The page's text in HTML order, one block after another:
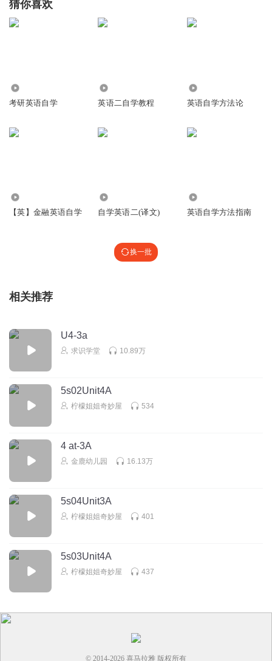
猜你喜欢
考研英语自学 英语二自学教程 英语自学方法论
【英】金融英语自学 自学英语二(译文) 英语自学方法指南
换一批
相关推荐
U4-3a
求识学堂 10.89万
5s02Unit4A
柠檬姐姐奇妙屋 534
4 at-3A
金鹿幼儿园 16.13万
5s04Unit3A
柠檬姐姐奇妙屋 401
5s03Unit4A
柠檬姐姐奇妙屋 437
© 2014-2026 喜马拉雅 版权所有